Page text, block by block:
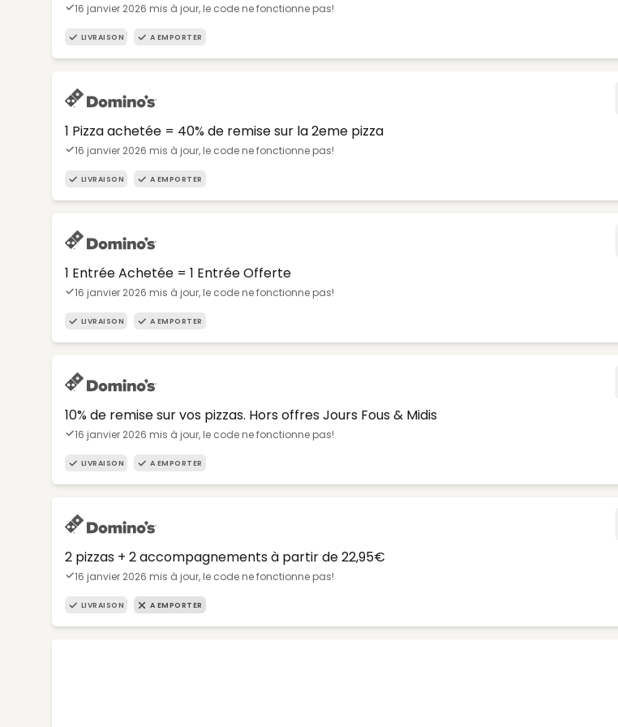
16 janvier 2026 mis à jour, le code ne fonctionne pas!
LIVRAISON A EMPORTER
1 Pizza achetée = 40% de remise sur la 2eme pizza
16 janvier 2026 mis à jour, le code ne fonctionne pas!
LIVRAISON A EMPORTER
1 Entrée Achetée = 1 Entrée Offerte
16 janvier 2026 mis à jour, le code ne fonctionne pas!
LIVRAISON A EMPORTER
10% de remise sur vos pizzas. Hors offres Jours Fous & Midis
16 janvier 2026 mis à jour, le code ne fonctionne pas!
LIVRAISON A EMPORTER
2 pizzas + 2 accompagnements à partir de 22,95€
16 janvier 2026 mis à jour, le code ne fonctionne pas!
LIVRAISON A EMPORTER